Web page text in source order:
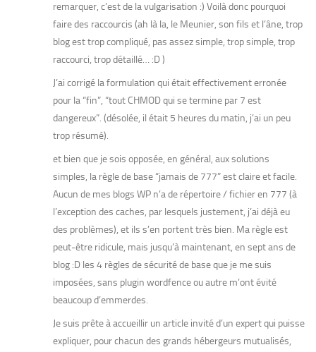
remarquer, c’est de la vulgarisation :) Voilà donc pourquoi
faire des raccourcis (ah là la, le Meunier, son fils et l’âne, trop
blog est trop compliqué, pas assez simple, trop simple, trop
raccourci, trop détaillé… :D )
J’ai corrigé la formulation qui était effectivement erronée
pour la “fin”, “tout CHMOD qui se termine par 7 est
dangereux”. (désolée, il était 5 heures du matin, j’ai un peu
trop résumé).
et bien que je sois opposée, en général, aux solutions
simples, la règle de base “jamais de 777” est claire et facile.
Aucun de mes blogs WP n’a de répertoire / fichier en 777 (à
l’exception des caches, par lesquels justement, j’ai déjà eu
des problèmes), et ils s’en portent très bien. Ma règle est
peut-être ridicule, mais jusqu’à maintenant, en sept ans de
blog :D les 4 règles de sécurité de base que je me suis
imposées, sans plugin wordfence ou autre m’ont évité
beaucoup d’emmerdes.
Je suis prête à accueillir un article invité d’un expert qui puisse
expliquer, pour chacun des grands hébergeurs mutualisés,